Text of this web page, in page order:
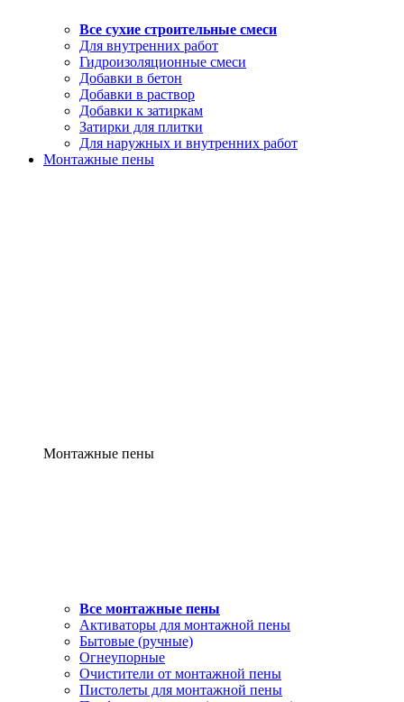
Все сухие строительные смеси
Для внутренних работ
Гидроизоляционные смеси
Добавки в бетон
Добавки в раствор
Добавки к затиркам
Затирки для плитки
Для наружных и внутренних работ
Монтажные пены
Монтажные пены
Все монтажные пены
Активаторы для монтажной пены
Бытовые (ручные)
Огнеупорные
Очистители от монтажной пены
Пистолеты для монтажной пены